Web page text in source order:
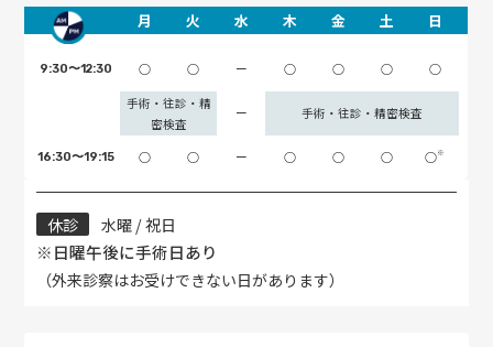
月 火 水 木 金 土 日
9:30〜12:30 ○ ○ ー ○ ○ ○ ○
手術・往診・精
密検査
ー 手術・往診・精密検査
16:30〜19:15 ○ ○ ー ○ ○ ○ ○※
休診
水曜 / 祝日
※日曜午後に手術日あり
（外来診察はお受けできない日があります）